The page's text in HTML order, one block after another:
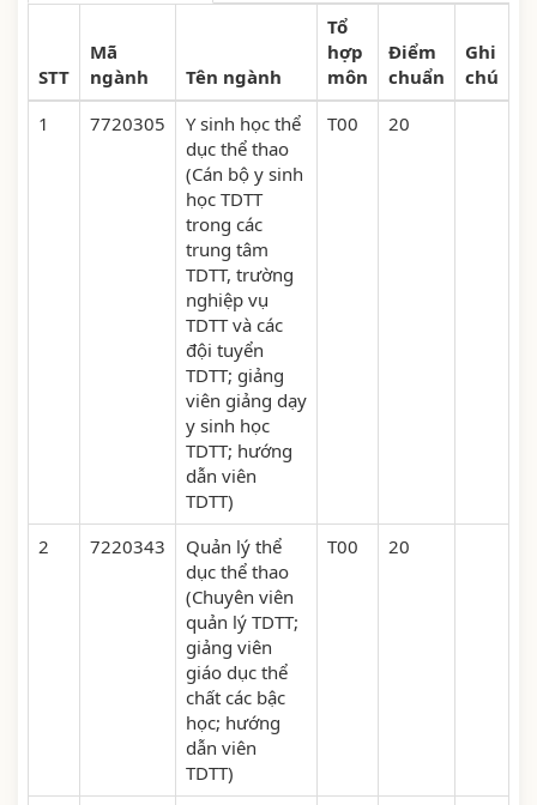
STT
Mã
ngành
Tên ngành
Tổ
hợp
môn
Điểm
chuẩn
Ghi
chú
1
7720305
Y sinh học thể
dục thể thao
(Cán bộ y sinh
học TDTT
trong các
trung tâm
TDTT, trường
nghiệp vụ
TDTT và các
đội tuyển
TDTT; giảng
viên giảng dạy
y sinh học
TDTT; hướng
dẫn viên
TDTT)
T00 20
2 7220343
Quản lý thể
dục thể thao
(Chuyên viên
quản lý TDTT;
giảng viên
giáo dục thể
chất các bậc
học; hướng
dẫn viên
TDTT)
T00 20